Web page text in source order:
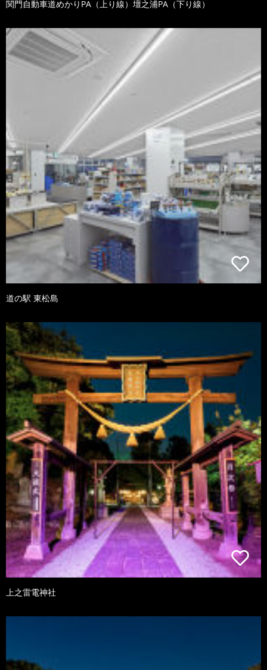
関門自動車道めかりPA（上り線）壇之浦PA（下り線）
道の駅 東松島
上之雷電神社